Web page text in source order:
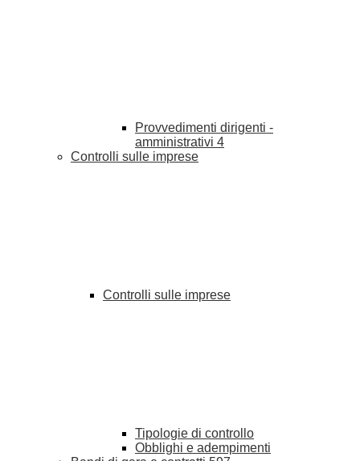
Provvedimenti dirigenti -
amministrativi 4
Controlli sulle imprese
Controlli sulle imprese
Tipologie di controllo
Obblighi e adempimenti